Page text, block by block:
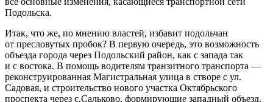
Подольска.
Итак, что же, по мнению властей, избавит подольчан
от пресловутых пробок? В первую очередь, это возможность
объезда города через Подольский район, как с запада так
и с востока. В помощь водителям транзитного транспорта —
реконструированная Магистральная улица в створе с ул.
Садовая, и строительство нового участка Октябрьского
проспекта через с.Сальково, формирующие западный объезд.